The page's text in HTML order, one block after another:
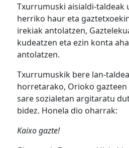
Txurrumuski aisialdi-taldeak
herriko haur eta
irekiak antolatzen,
kudeatzen eta ezin konta
antolatzen.
Txurrumuskik bere lan-
horretarako, Orioko
sare sozialetan argitaratu
bidez. Honela dio oharrak:
Kaixo gazte!